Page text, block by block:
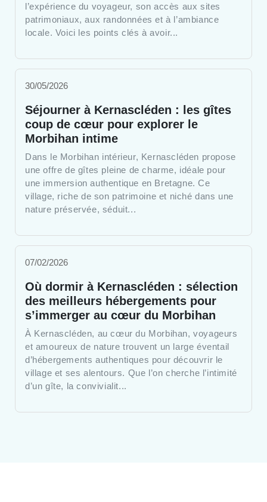
l’expérience du voyageur, son accès aux sites
patrimoniaux, aux randonnées et à l’ambiance
locale. Voici les points clés à avoir...
30/05/2026
Séjourner à Kernascléden : les gîtes
coup de cœur pour explorer le
Morbihan intime
Dans le Morbihan intérieur, Kernascléden propose
une offre de gîtes pleine de charme, idéale pour
une immersion authentique en Bretagne. Ce
village, riche de son patrimoine et niché dans une
nature préservée, séduit...
07/02/2026
Où dormir à Kernascléden : sélection
des meilleurs hébergements pour
s’immerger au cœur du Morbihan
À Kernascléden, au cœur du Morbihan, voyageurs
et amoureux de nature trouvent un large éventail
d’hébergements authentiques pour découvrir le
village et ses alentours. Que l’on cherche l’intimité
d’un gîte, la convivialit...